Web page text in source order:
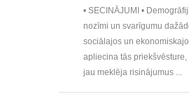
• SECINĀJUMI •
nozīmi un svarīgumu
sociālajos un
apliecina tās priekšvēsture,
jau meklēja risinājumus ...